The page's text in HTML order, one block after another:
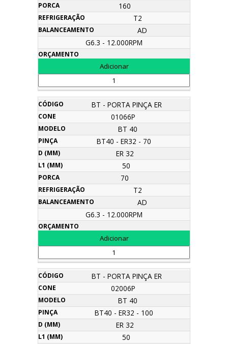
160
T2
AD
G6.3 - 12.000RPM
BT - PORTA PINÇA ER
01066P
BT 40
BT40 - ER32 - 70
ER 32
50
70
T2
AD
G6.3 - 12.000RPM
BT - PORTA PINÇA ER
02006P
BT 40
BT40 - ER32 - 100
ER 32
50